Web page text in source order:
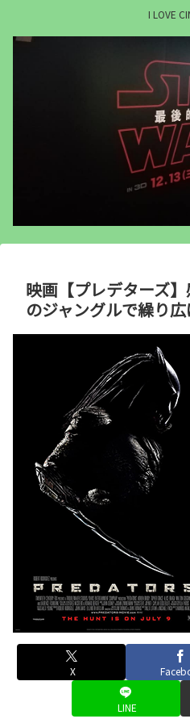
I LOVE
映画【プレデターズ
のジャングルで繰り広
X
LINE